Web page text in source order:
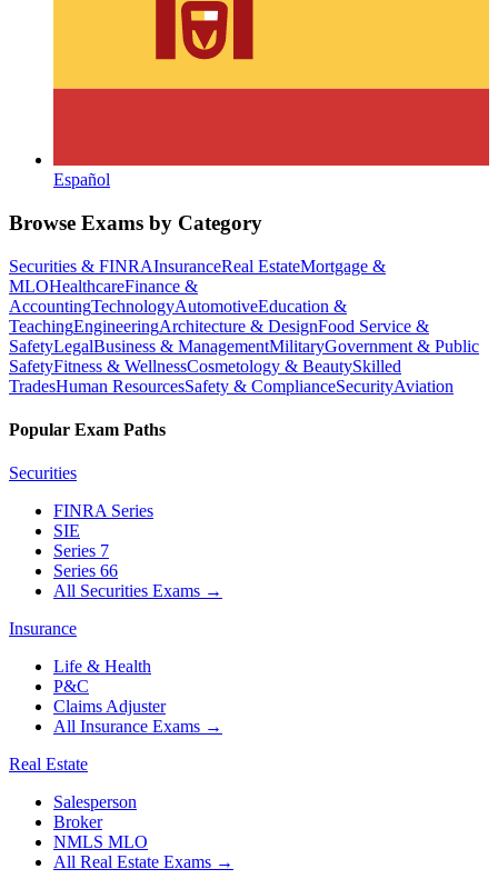
Español
Browse Exams by Category
Securities & FINRAInsuranceReal EstateMortgage &
MLOHealthcareFinance &
AccountingTechnologyAutomotiveEducation &
TeachingEngineeringArchitecture & DesignFood Service &
SafetyLegalBusiness & ManagementMilitaryGovernment & Public
SafetyFitness & WellnessCosmetology & BeautySkilled
TradesHuman ResourcesSafety & ComplianceSecurityAviation
Popular Exam Paths
Securities
FINRA Series
SIE
Series 7
Series 66
All Securities Exams →
Insurance
Life & Health
P&C
Claims Adjuster
All Insurance Exams →
Real Estate
Salesperson
Broker
NMLS MLO
All Real Estate Exams →